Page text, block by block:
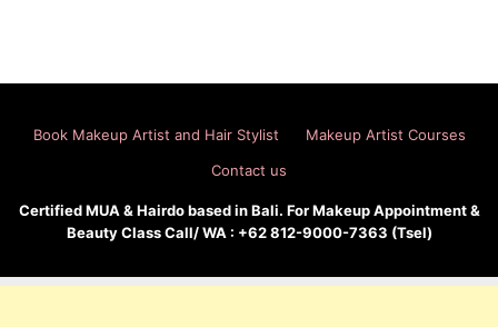
Book Makeup Artist and Hair Stylist
Makeup Artist Courses
Contact us
Certified MUA & Hairdo based in Bali. For Makeup Appointment &
Beauty Class Call/ WA : +62 812-9000-7363 (Tsel)